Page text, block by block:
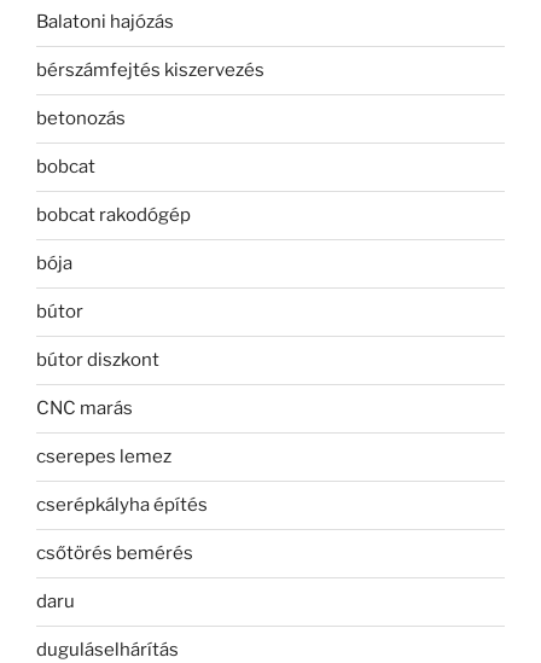
Balatoni hajózás
bérszámfejtés kiszervezés
betonozás
bobcat
bobcat rakodógép
bója
bútor
bútor diszkont
CNC marás
cserepes lemez
cserépkályha építés
csőtörés bemérés
daru
duguláselhárítás